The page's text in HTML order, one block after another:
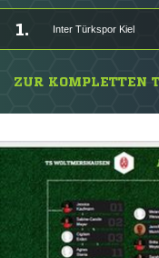
1. Inter Türkspor Kiel
ZUR KOMPLETTEN